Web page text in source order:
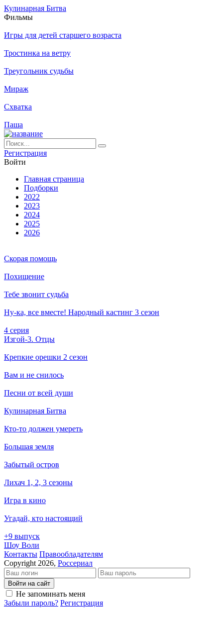
Кулинарная Битва
Филь­мы
Игры для детей старшего возраста
Тростинка на ветру
Треугольник судьбы
Мираж
Схватка
Паша
Ре­ги­ст­ра­ция
Вой­ти
Глав­ная стра­ни­ца
Подборки
2022
2023
2024
2025
2026
Скорая помощь
Похищение
Тебе звонит судьба
Ну-ка, все вместе! Народный кастинг 3 сезон
4 серия
Изгой-3. Отцы
Крепкие орешки 2 сезон
Вам и не снилось
Песни от всей души
Кулинарная Битва
Кто-то должен умереть
Большая земля
Забытый остров
Лихач 1, 2, 3 сезоны
Игра в кино
Угадай, кто настоящий
+9 выпуск
Шоу Воли
Кон­так­ты Пра­во­об­ла­да­те­лям
Copyright 2026, Россериал
Войти на сайт
Не запоминать меня
Забыли пароль? Регистрация